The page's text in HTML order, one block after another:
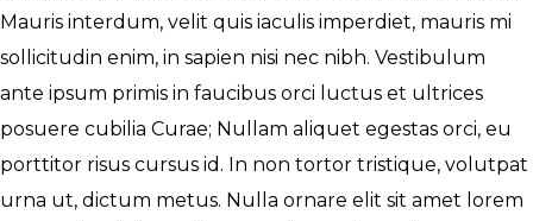
Mauris interdum, velit quis iaculis imperdiet, mauris mi
sollicitudin enim, in sapien nisi nec nibh. Vestibulum
ante ipsum primis in faucibus orci luctus et ultrices
posuere cubilia Curae; Nullam aliquet egestas orci, eu
porttitor risus cursus id. In non tortor tristique, volutpat
urna ut, dictum metus. Nulla ornare elit sit amet lorem